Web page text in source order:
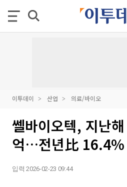
이투데이 산업 의료/바이오
쎌바이오텍, 지난
억…전년比 16.4%
입력 2026-02-23 09:44